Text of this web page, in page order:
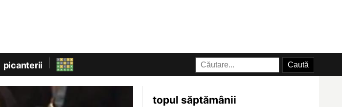
picanterii
topul săptămânii